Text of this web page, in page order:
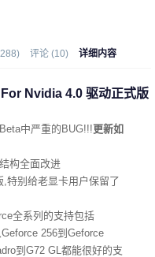
评论 (10) 详细内容
Nvidia 4.0 驱动正式版
中严重的BUG!!!更新如
构全面改进
特别给老显卡用户保留了
全系列的支持包括
256到Geforce
到G72 GL都能很好的支